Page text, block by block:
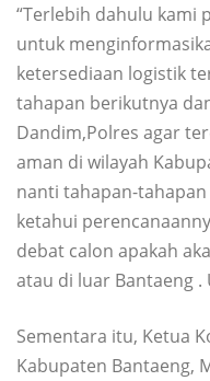
“Terlebih dahulu kami
untuk
ketersediaan logistik
tahapan berikutnya
Dandim,Polres agar
aman di wilayah
nanti tahapan-
ketahui
debat calon apakah
atau di luar Bantaeng .
Sementara itu, Ketua
Kabupaten Bantaeng,